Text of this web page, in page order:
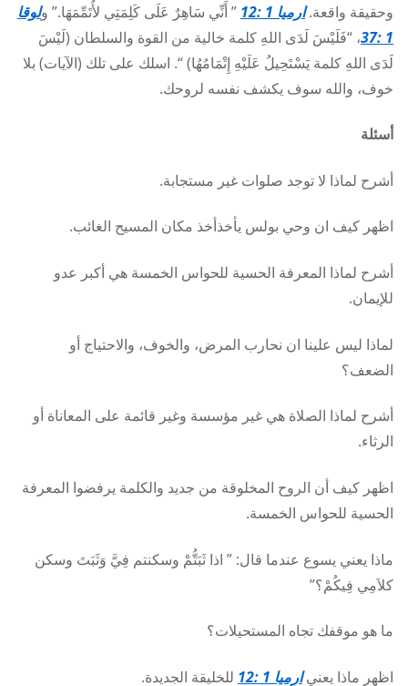
وحقيقة واقعة.ارميا 1 :12 ” أَنِّي سَاهِرٌ عَلَى كَلِمَتِي لأُتَمِّمَهَا.” ولوقا
1 :37
، “فَلَيْسَ لَدَى اللهِ كلمة خالية من القوة والسلطان (لَيْسَ
لَدَى اللهِ كلمة يَسْتَحِيلُ عَلَيْهِ إِتْمَامُهُا) “. اسلك على تلك (الآيات) بلا
خوف، والله سوف يكشف نفسه لروحك.
أسئلة
أشرح لماذا لا توجد صلوات غير مستجابة.
اظهر كيف ان وحي بولس يأخذأخذ مكان المسيح الغائب.
أشرح لماذا المعرفة الحسية للحواس الخمسة هي أكبر عدو
للإيمان.
لماذا ليس علينا ان نحارب المرض، والخوف، والاحتياج أو
الضعف؟
أشرح لماذا الصلاة هي غير مؤسسة وغير قائمة على المعاناة أو
الرثاء.
اظهر كيف أن الروح المخلوقة من جديد والكلمة يرفضوا المعرفة
الحسية للحواس الخمسة.
ماذا يعني يسوع عندما قال: ” اذا ثَبَتُّمْ وسكنتم فِيَّ وَثَبَتَ وسكن
كلاَمِي فِيكُمْ؟”
ما هو موقفك تجاه المستحيلات؟
اظهر ماذا يعنيارميا 1 :12 للخليقة الجديدة.